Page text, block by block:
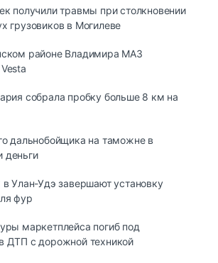
получили травмы при столкновении
грузовиков в Могилеве
районе Владимира МАЗ
собрала пробку больше 8 км на
дальнобойщика на таможне в
деньги
в Улaн-Удэ зaвepшaют ycтaнoвкy
фyp
маркетплейса погиб под
ДТП с дорожной техникой